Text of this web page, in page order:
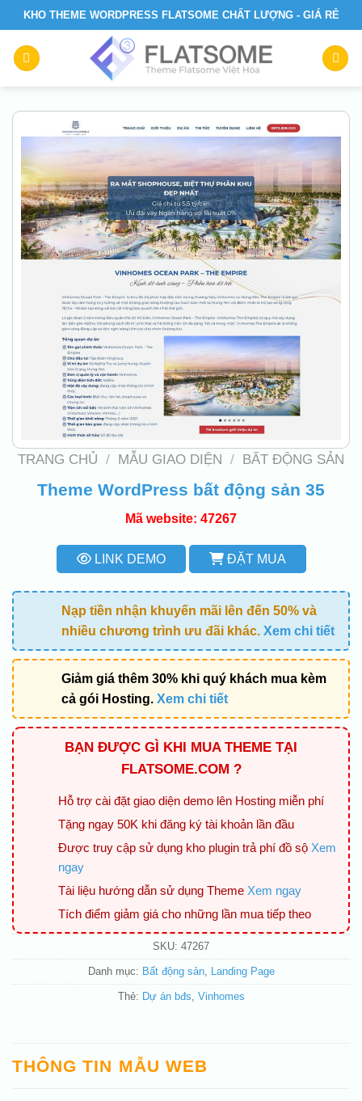
Skip
to
content
KHO THEME WORDPRESS FLATSOME CHẤT LƯỢNG - GIÁ RẺ
TRANG CHỦ / MẪU GIAO DIỆN / BẤT ĐỘNG SẢN
Theme WordPress bất động sản 35
Mã website: 47267
LINK DEMO ĐẶT MUA
Nạp tiền nhận khuyến mãi lên đến 50% và
nhiều chương trình ưu đãi khác. Xem chi tiết
Giảm giá thêm 30% khi quý khách mua kèm
cả gói Hosting. Xem chi tiết
BẠN ĐƯỢC GÌ KHI MUA THEME TẠI
FLATSOME.COM ?
Hỗ trợ cài đặt giao diện demo lên Hosting miễn phí
Tặng ngay 50K khi đăng ký tài khoản lần đầu
Được truy cập sử dụng kho plugin trả phí đồ sộ Xem
ngay
Tài liệu hướng dẫn sử dụng Theme Xem ngay
Tích điểm giảm giá cho những lần mua tiếp theo
SKU: 47267
Danh mục: Bất động sản, Landing Page
Thẻ: Dự án bđs Vinhomes
THÔNG TIN MẪU WEB